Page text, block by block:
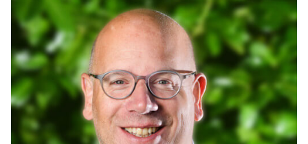
06 551 184 60
arthur@lucvastgoed.nl
Contact opnemen